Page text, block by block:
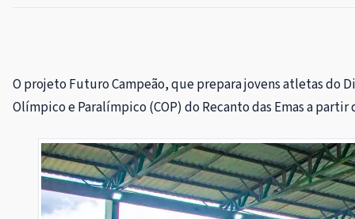
O projeto Futuro Campeão, que prepara jovens atletas do
Olímpico e Paralímpico (COP) do Recanto das Emas a partir